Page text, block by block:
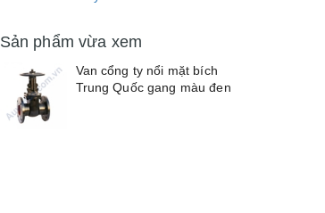
Sản phẩm vừa xem
Van cổng ty nổi mặt bích
Trung Quốc gang màu đen